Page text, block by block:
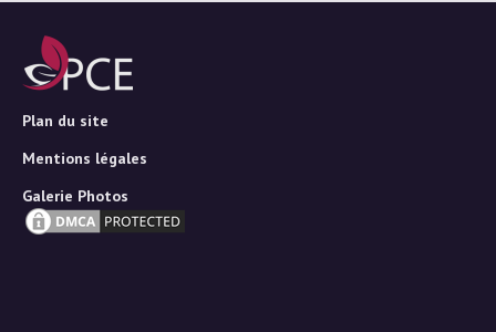
Plan du site
Mentions légales
Galerie Photos